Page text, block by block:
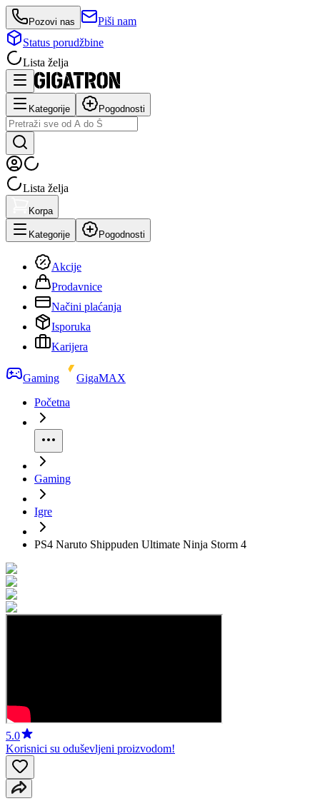
Pozovi nas
Piši nam
Status porudžbine
Lista želja
Kategorije Pogodnosti
Lista želja
Korpa
Kategorije Pogodnosti
Akcije
Prodavnice
Načini plaćanja
Isporuka
Karijera
Gaming
GigaMAX
Početna
Gaming
Igre
PS4 Naruto Shippuden Ultimate Ninja Storm 4
5.0
Korisnici su oduševljeni proizvodom!